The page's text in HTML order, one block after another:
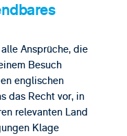
Ansprüche, die
Besuch
englischen
das Recht vor, in
relevanten Land
Klage